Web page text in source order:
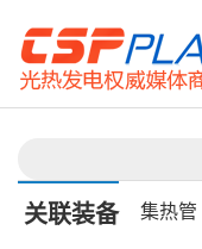
关联装备 集热管